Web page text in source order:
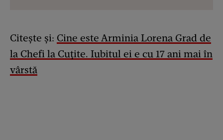
Citește și: Cine este Arminia Lorena Grad de
la Chefi la Cuțite. Iubitul ei e cu 17 ani mai în
vârstă